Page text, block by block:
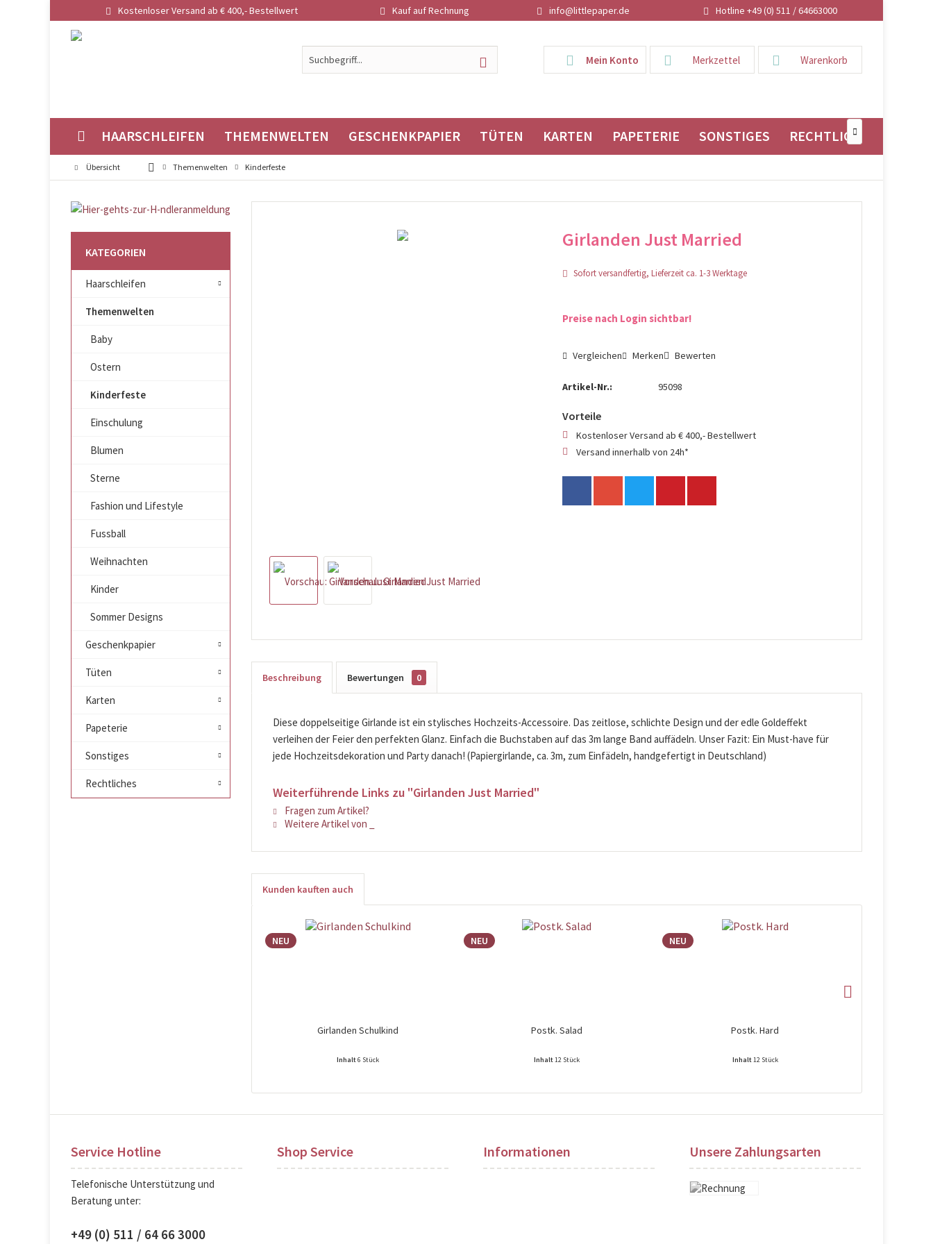
Kostenloser Versand ab € 400,- Bestellwert Kauf auf Rechnung info@littlepaper.de Hotline +49 (0) 511 / 64663000
Warenkorb
Merkzettel
Mein Konto
HAARSCHLEIFEN THEMENWELTEN GESCHENKPAPIER TÜTEN KARTEN PAPETERIE SONSTIGES RECHTLICHES

Übersicht Themenwelten Kinderfeste
KATEGORIEN
Haarschleifen
Themenwelten
Baby
Ostern
Kinderfeste
Einschulung
Blumen
Sterne
Fashion und Lifestyle
Fussball
Weihnachten
Kinder
Sommer Designs
Geschenkpapier
Tüten
Karten
Papeterie
Sonstiges
Rechtliches
Girlanden Just Married
Sofort versandfertig, Lieferzeit ca. 1-3 Werktage
Preise nach Login sichtbar!
Vergleichen Merken Bewerten
Artikel-Nr.: 95098
Vorteile
Kostenloser Versand ab € 400,- Bestellwert
Versand innerhalb von 24h*
Beschreibung Bewertungen 0
Diese doppelseitige Girlande ist ein stylisches Hochzeits-Accessoire. Das zeitlose, schlichte Design und der edle Goldeffekt
verleihen der Feier den perfekten Glanz. Einfach die Buchstaben auf das 3m lange Band auffädeln. Unser Fazit: Ein Must-have für
jede Hochzeitsdekoration und Party danach! (Papiergirlande, ca. 3m, zum Einfädeln, handgefertigt in Deutschland)
Weiterführende Links zu "Girlanden Just Married"
Fragen zum Artikel?
Weitere Artikel von _
Kunden kauften auch
NEU
Girlanden Schulkind
Inhalt6 Stück
Preise nach Login sichtbar!
NEU
Postk. Salad
Inhalt12 Stück
Preise nach Login sichtbar!
NEU
Postk. Hard
Inhalt12 Stück
Preise nach Login sichtbar!
Service Hotline
Telefonische Unterstützung und
Beratung unter:
+49 (0) 511 / 64 66 3000
Shop Service Informationen Unsere Zahlungsarten